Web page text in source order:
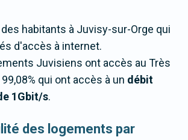
des habitants à Juvisy-sur-Orge qui
d'accès à internet.
Juvisiens ont accès au Très
qui ont accès à un débit
1Gbit/s.
des logements par